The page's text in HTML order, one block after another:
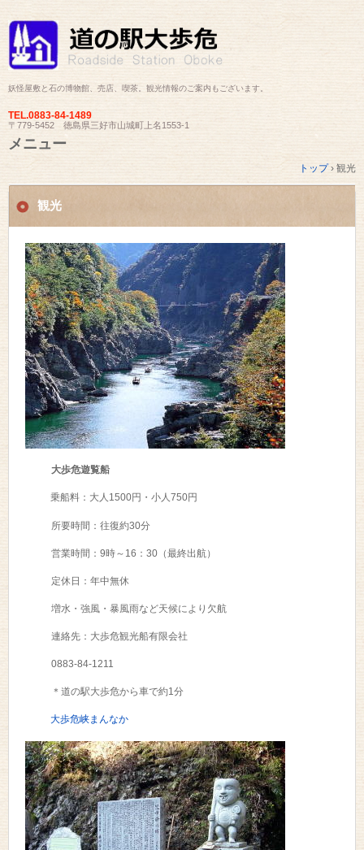
妖怪屋敷と石の博物館、売店、喫茶。観光情報のご案内もございます。
TEL.0883-84-1489
〒779-5452 徳島県三好市山城町上名1553-1
メニュー
テ
へ
トップ › 観光
観光
大歩危遊覧船
乗船料：大人1500円・小人750円
所要時間：往復約30分
営業時間：9時～16：30（最終出航）
定休日：年中無休
増水・強風・暴風雨など天候により欠航
連絡先：大歩危観光船有限会社
0883-84-1211
＊道の駅大歩危から車で約1分
大歩危峡まんなか